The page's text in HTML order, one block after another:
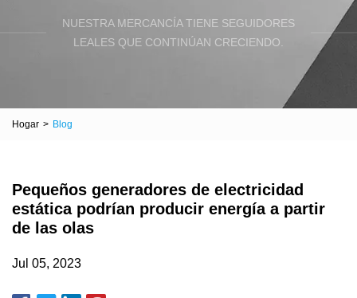
NUESTRA MERCANCÍA TIENE SEGUIDORES
LEALES QUE CONTINÚAN CRECIENDO.
Hogar > Blog
Pequeños generadores de electricidad
estática podrían producir energía a partir
de las olas
Jul 05, 2023